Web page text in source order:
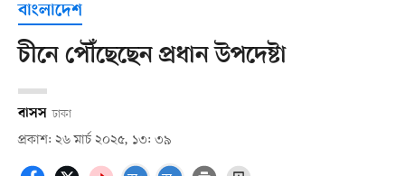
বাংলাদেশ
চীনে পৌঁছেছেন প্রধান উপদেষ্টা
বাসস ঢাকা
প্রকাশ: ২৬ মার্চ ২০২৫, ১৩: ৩৯